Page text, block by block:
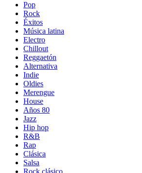
Pop
Rock
Éxitos
Música latina
Electro
Chillout
Reggaetón
Alternativa
Indie
Oldies
Merengue
House
Años 80
Jazz
Hip hop
R&B
Rap
Clásica
Salsa